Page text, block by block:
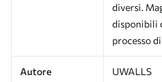
diversi.
disponibili
processo
Autore UWALLS